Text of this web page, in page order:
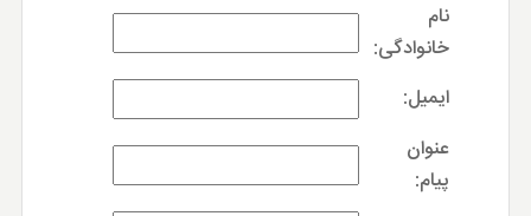
نام
خانوادگی:
ایمیل:
عنوان
پیام: